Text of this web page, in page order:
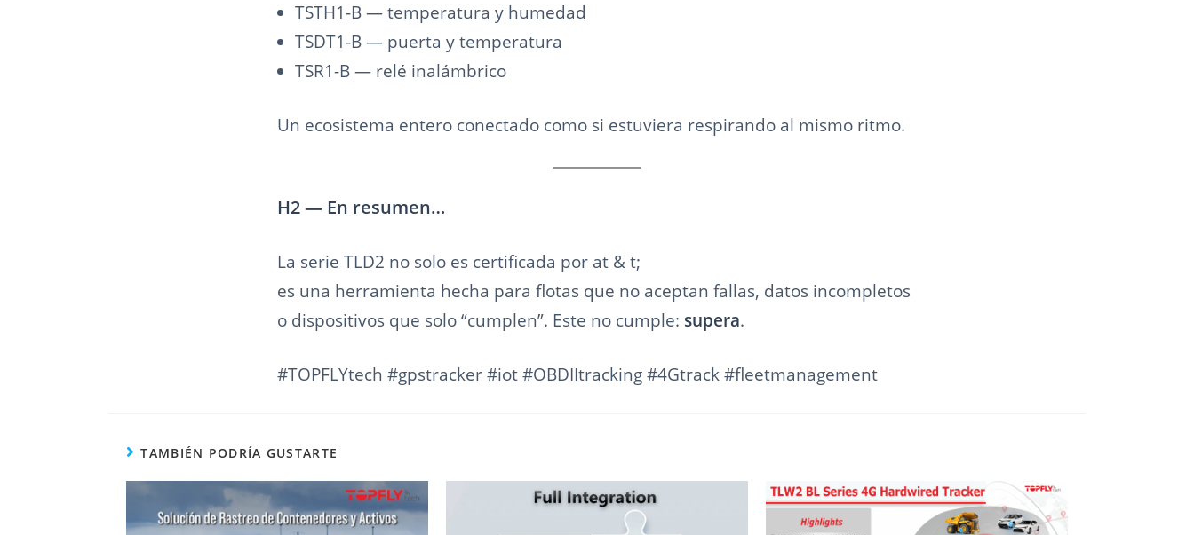
TSTH1-B — temperatura y humedad
TSDT1-B — puerta y temperatura
TSR1-B — relé inalámbrico
Un ecosistema entero conectado como si estuviera respirando al mismo ritmo.
H2 — En resumen…
La serie TLD2 no solo es certificada por at & t;
es una herramienta hecha para flotas que no aceptan fallas, datos incompletos
o dispositivos que solo “cumplen”. Este no cumple: supera.
#TOPFLYtech #gpstracker #iot #OBDIItracking #4Gtrack #fleetmanagement
TAMBIÉN PODRÍA GUSTARTE